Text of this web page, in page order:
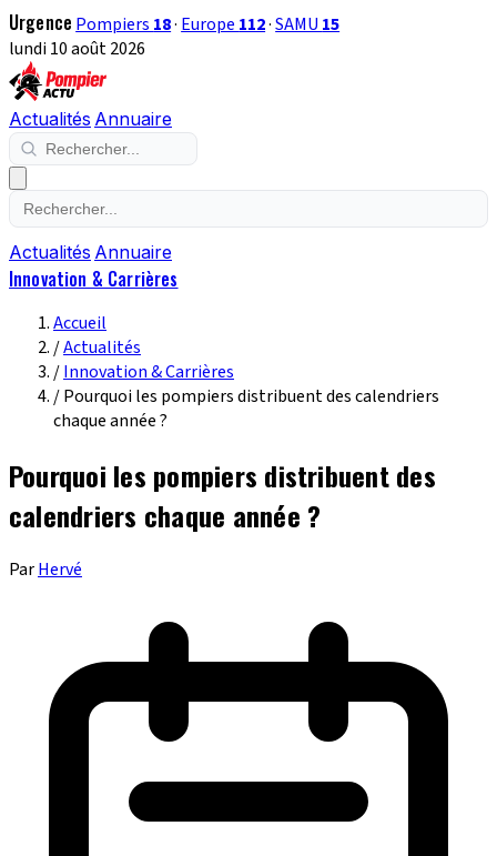
Urgence Pompiers 18· Europe 112·SAMU 15
lundi 10 août 2026
Actualités Annuaire
Actualités Annuaire
Innovation & Carrières
Accueil
/Actualités
/Innovation & Carrières
/Pourquoi les pompiers distribuent des calendriers
chaque année ?
Pourquoi les pompiers distribuent des
calendriers chaque année ?
ParHervé